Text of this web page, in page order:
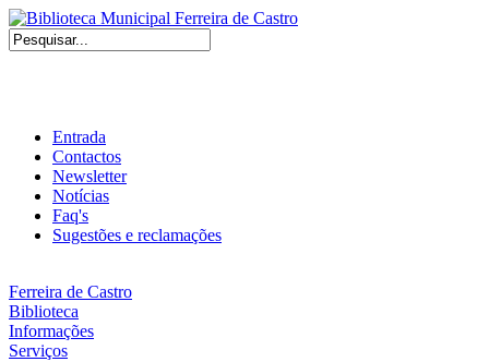
Entrada
Contactos
Newsletter
Notícias
Faq's
Sugestões e reclamações
Ferreira de Castro
Biblioteca
Informações
Serviços